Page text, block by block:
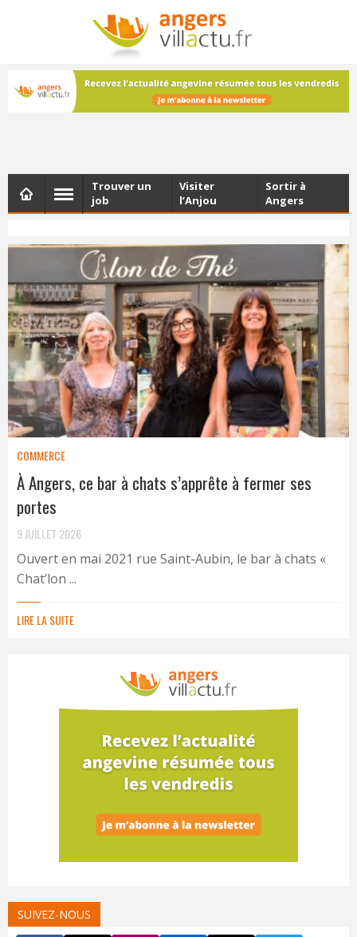
NEWSLETTER
Les dernières actualités d'Angers, chaque vendredi dans
votre boîte e-mail
Trouver un
job
Visiter
l’Anjou
Sortir à
Angers
COMMERCE
À Angers, ce bar à chats s’apprête à fermer ses
portes
9 JUILLET 2026
Ouvert en mai 2021 rue Saint-Aubin, le bar à chats «
Chat’lon ...
LIRE LA SUITE
SUIVEZ-NOUS